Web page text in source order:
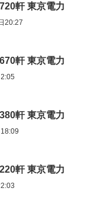
軒 東京電力
20:27
軒 東京電力
軒 東京電力
軒 東京電力